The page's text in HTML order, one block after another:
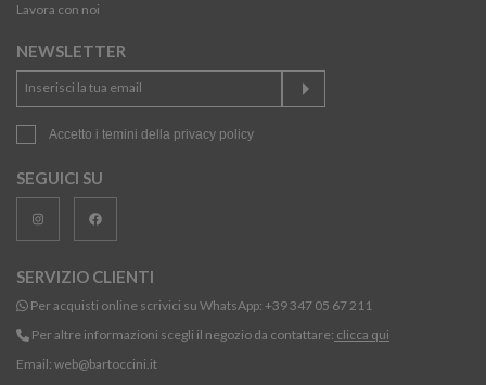
Lavora con noi
NEWSLETTER
Accetto i temini della privacy policy
SEGUICI SU
SERVIZIO CLIENTI
Per acquisti online scrivici su WhatsApp: +39 347 05 67 211
Per altre informazioni scegli il negozio da contattare: clicca qui
Email: web@bartoccini.it